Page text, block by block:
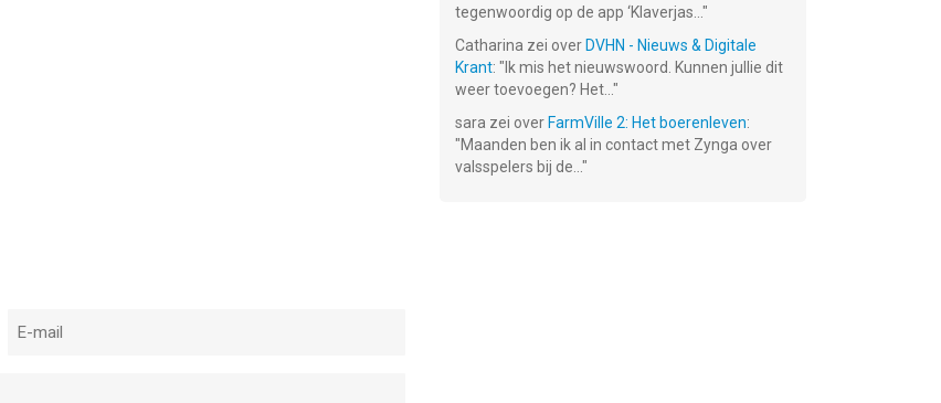
tegenwoordig op de app ‘Klaverjas... "
Catharina zei over DVHN - Nieuws & Digitale
Krant: " Ik mis het nieuwswoord. Kunnen jullie dit
weer toevoegen? Het... "
sara zei over FarmVille 2: Het boerenleven:
"Maanden ben ik al in contact met Zynga over
valsspelers bij de... "